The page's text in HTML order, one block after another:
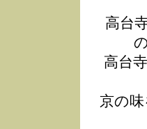
高台
高台
京の